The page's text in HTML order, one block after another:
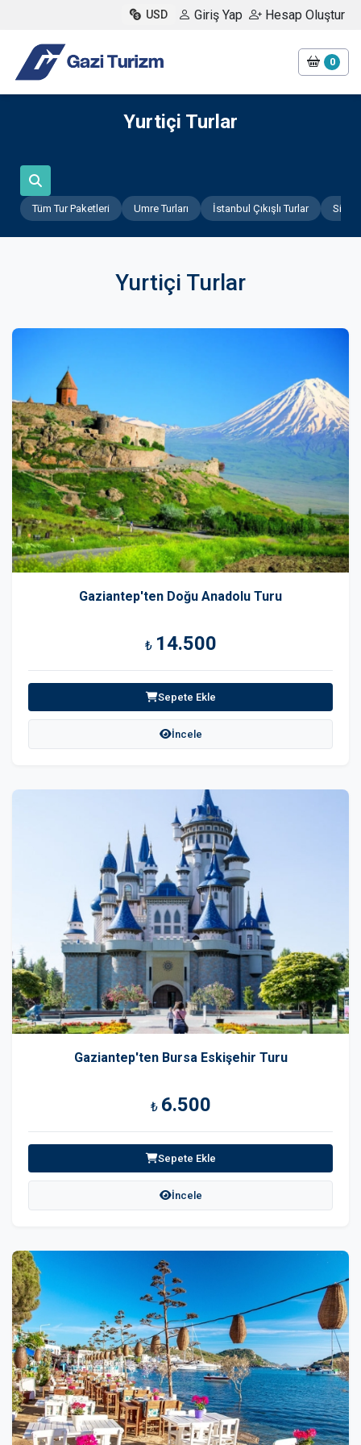
USD Giriş Yap Hesap Oluştur
0
Yurtiçi Turlar
Tüm Tur Paketleri Umre Turları İstanbul Çıkışlı Turlar Sivas
Yurtiçi Turlar
Gaziantep'ten Doğu Anadolu Turu
₺ 14.500
Sepete Ekle
İncele
Gaziantep'ten Bursa Eskişehir Turu
₺ 6.500
Sepete Ekle
İncele